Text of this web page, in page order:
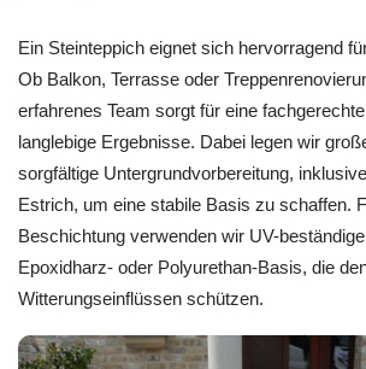
Ein Steinteppich eignet sich hervorragend
Ob Balkon, Terrasse oder
erfahrenes Team sorgt für eine
langlebige Ergebnisse. Dabei legen wir
sorgfältige Untergrundvorbereitung,
Estrich, um eine stabile Basis zu schaffen.
Beschichtung verwenden wir UV-
Epoxidharz- oder Polyurethan-Basis, die
Witterungseinflüssen schützen.